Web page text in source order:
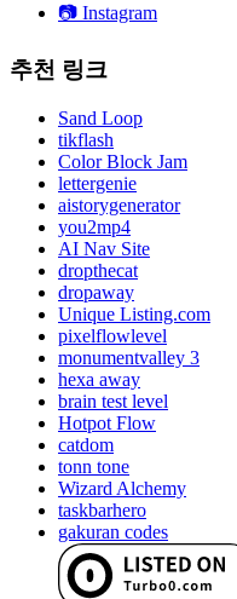
📷 Instagram
추천 링크
Sand Loop
tikflash
Color Block Jam
lettergenie
aistorygenerator
you2mp4
AI Nav Site
dropthecat
dropaway
Unique Listing.com
pixelflowlevel
monumentvalley 3
hexa away
brain test level
Hotpot Flow
catdom
tonn tone
Wizard Alchemy
taskbarhero
gakuran codes